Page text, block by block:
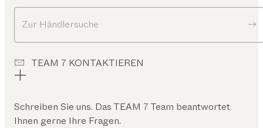
Zur Händlersuche
TEAM 7 KONTAKTIEREN
Schreiben Sie uns. Das TEAM 7 Team beantwortet
Ihnen gerne Ihre Fragen.